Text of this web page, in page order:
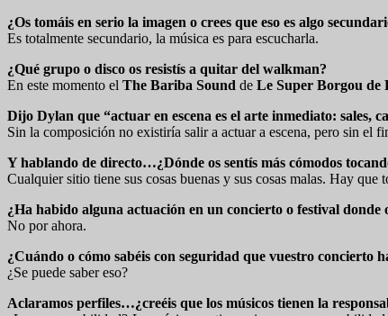
¿Os tomáis en serio la imagen o crees que eso es algo
Es totalmente secundario, la música es para escucharla.
¿Qué grupo o disco os resistís a quitar del walkman?
En este momento el The Bariba Sound de Le Super Borgou de
Dijo Dylan que “actuar en escena es el arte inmediato: sales,
Sin la composición no existiría salir a actuar a escena, pero sin el
Y hablando de directo…¿Dónde os sentís más cómodos
Cualquier sitio tiene sus cosas buenas y sus cosas malas. Hay que
¿Ha habido alguna actuación en un concierto o festival
No por ahora.
¿Cuándo o cómo sabéis con seguridad que vuestro concierto
¿Se puede saber eso?
Aclaramos perfiles…¿creéis que los músicos tienen la